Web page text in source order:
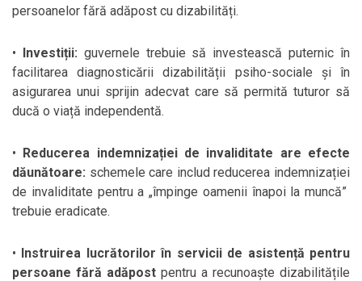
persoanelor fără adăpost cu dizabilități.
• Investiții: guvernele trebuie să investească puternic în
facilitarea diagnosticării dizabilității psiho-sociale și în
asigurarea unui sprijin adecvat care să permită tuturor să
ducă o viață independentă.
• Reducerea indemnizației de invaliditate are efecte
dăunătoare: schemele care includ reducerea indemnizației
de invaliditate pentru a „împinge oamenii înapoi la muncă”
trebuie eradicate.
• Instruirea lucrătorilor în servicii de asistență pentru
persoane fără adăpost pentru a recunoaște dizabilitățile